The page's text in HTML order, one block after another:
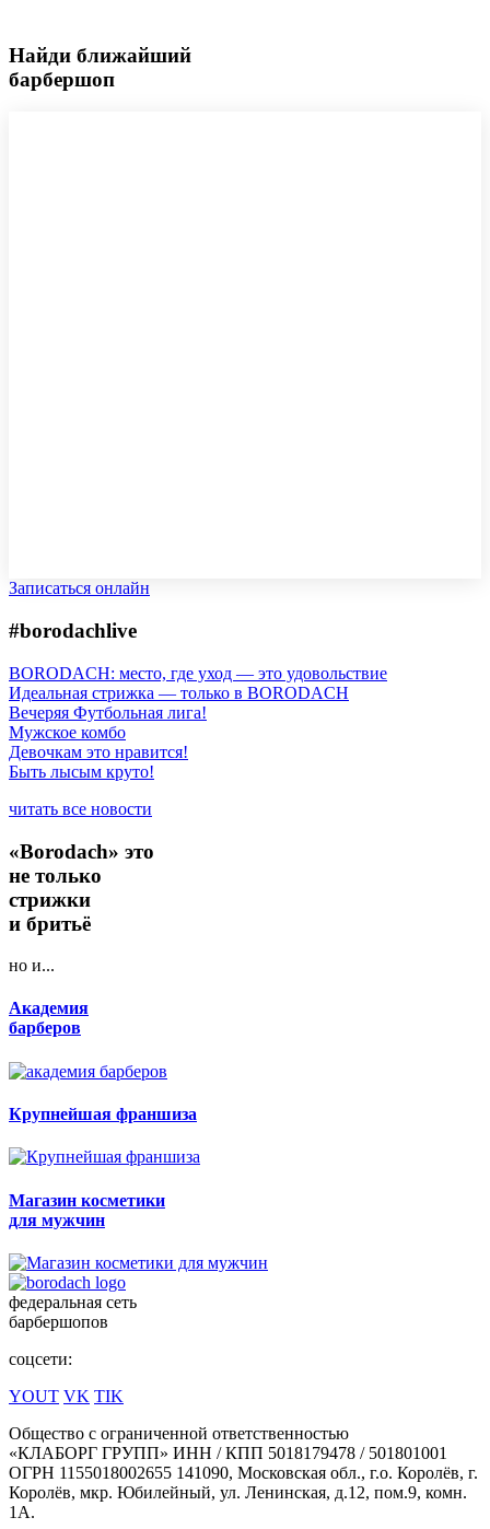
Найди ближайший
барбершоп
Записаться онлайн
#borodachlive
BORODACH: место, где уход — это удовольствие
Идеальная стрижка — только в BORODACH
Вечеряя Футбольная лига!
Мужское комбо
Девочкам это нравится!
Быть лысым круто!
читать все новости
«Borodach» это
не только
стрижки
и бритьё
но и...
Академия
барберов
Крупнейшая франшиза
Магазин косметики
для мужчин
федеральная сеть
барбершопов
соцсети:
YOUT VK TIK
Общество с ограниченной ответственностью
«КЛАБОРГ ГРУПП» ИНН / КПП 5018179478 / 501801001
ОГРН 1155018002655 141090, Московская обл., г.о. Королёв, г.
Королёв, мкр. Юбилейный, ул. Ленинская, д.12, пом.9, комн.
1А.